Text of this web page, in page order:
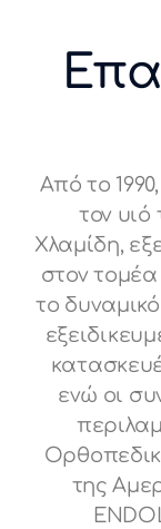
Από το
τον υιό
Χλαμίδη,
στον
το
ενώ οι
της